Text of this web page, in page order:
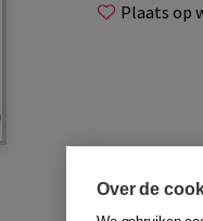
Plaats op
Over de